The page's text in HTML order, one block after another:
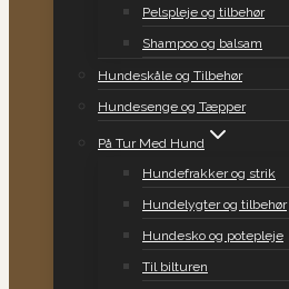
Pelspleje og tilbehør
Shampoo og balsam
Hundeskåle og Tilbehør
Hundesenge og Tæpper
På Tur Med Hund
Hundefrakker og strik
Hundelygter og tilbehør
Hundesko og potepleje
Til bilturen